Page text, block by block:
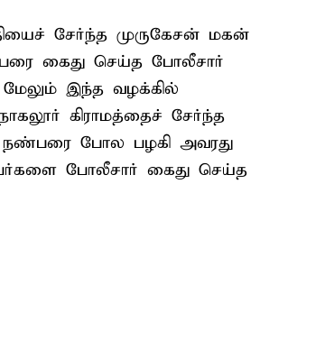
சேர்ந்த முருகேசன் மகன்
கைது செய்த போலீசார்
இந்த வழக்கில்
கிராமத்தைச் சேர்ந்த
நண்பரை போல பழகி அவரது
போலீசார் கைது செய்த